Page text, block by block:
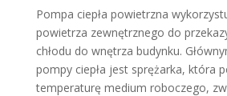
Pompa ciepła powietrzna
powietrza zewnętrznego do
chłodu do wnętrza budynku.
pompy ciepła jest sprężarka, która
temperaturę medium roboczego,